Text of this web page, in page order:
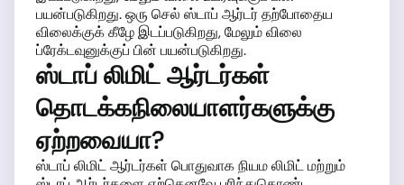
பயன்படுகிறது. ஒரு செல் ஸ்டாப் ஆர்டர் தற்போதைய
விலைக்குக் கீழே இடப்படுகிறது, மேலும் விலை
ப்ரேக்டவுனுக்குப் பின் பயன்படுகிறது.
ஸ்டாப் லிமிட் ஆர்டர்கள்
தொடக்கநிலையாளர்களுக்கு
ஏற்றவையா?
ஸ்டாப் லிமிட் ஆர்டர்கள் பொதுவாக நியம லிமிட் மற்றும்